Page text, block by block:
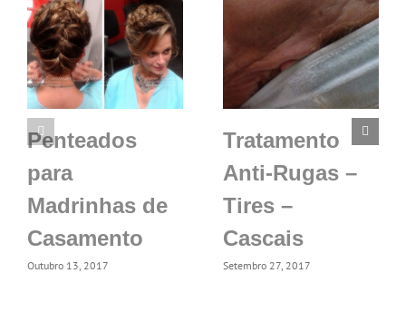
Penteados
para
Madrinhas de
Casamento
Outubro 13, 2017
Tratamento
Anti-Rugas –
Tires –
Cascais
Setembro 27, 2017